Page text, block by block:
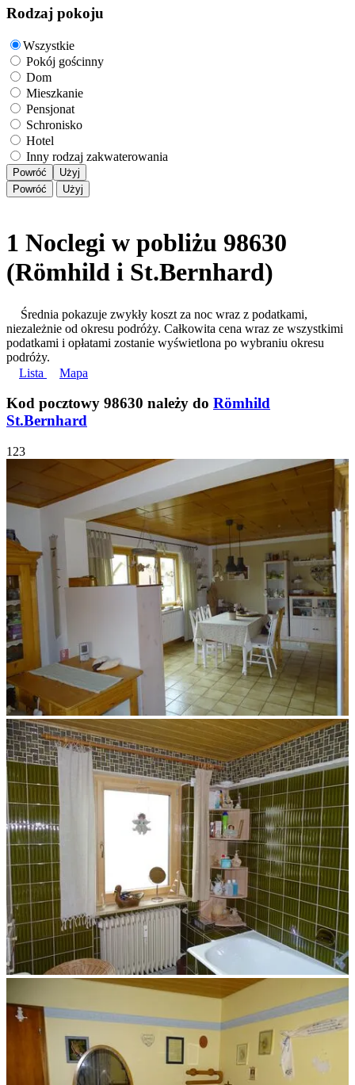
Rodzaj pokoju
Wszystkie
Pokój gościnny
Dom
Mieszkanie
Pensjonat
Schronisko
Hotel
Inny rodzaj zakwaterowania
Powróć
Użyj
Powróć
Użyj
1 Noclegi w pobliżu 98630
(Römhild i St.Bernhard)
Średnia pokazuje zwykły koszt za noc wraz z podatkami,
niezależnie od okresu podróży. Całkowita cena wraz ze wszystkimi
podatkami i opłatami zostanie wyświetlona po wybraniu okresu
podróży.
Lista
Mapa
Kod pocztowy 98630 należy do Römhild
St.Bernhard
1 23